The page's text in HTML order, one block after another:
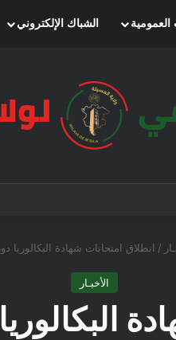
العمومية الشباك الإلكتروني
/ انطلاق امتحانات شهادة البكالوريا دورة
الأخبـار
البكالوريا